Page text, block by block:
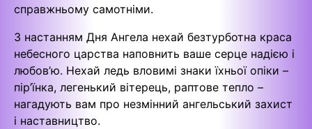
справжньому самотніми.
З настанням Дня Ангела нехай безтурботна краса
небесного царства наповнить ваше серце надією і
любов’ю. Нехай ледь вловимі знаки їхньої опіки –
пір’їнка, легенький вітерець, раптове тепло –
нагадують вам про незмінний ангельський захист
і наставництво.